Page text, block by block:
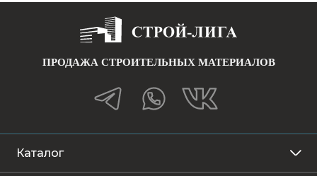
ПРОДАЖА СТРОИТЕЛЬНЫХ МАТЕРИАЛОВ
Каталог